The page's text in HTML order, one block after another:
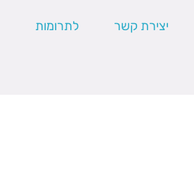
יצירת קשר לתרומות